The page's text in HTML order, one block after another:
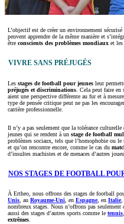
L’objectif est de créer un environnement
peuvent apprendre de la même manière et
être conscients des problèmes mondiaux et les
VIVRE SANS PRÉJUGÉS
Les stages de football pour jeunes leur
préjugés et discriminations . Cela peut faire
aient une perspective différente au fur et à
type de pensée critique peut ne pas les
carrière professionnelle.
Il n’y a pas seulement que la tolérance
jeunes qui se rendent à un stage de football
problèmes sociaux, tels que l’homophobie ou
et qu’on rencontre encore, comme le cas du
d’insultes machistes et de menaces d’autres
NOS STAGES DE FOOTBALL
À Ertheo, nous offrons des stages de football
Unis, au Royaume-Uni, en Espagne, en Italie,
nombreux stages. Nous n’offrons pas
aussi des stages d’autres sports comme le tennis
extrêmes.